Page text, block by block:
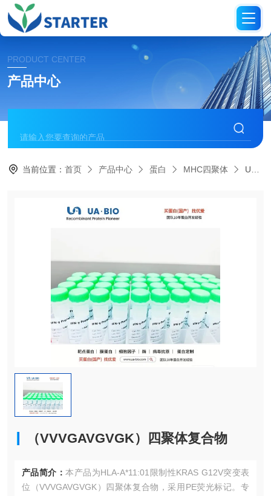
PRODUCT CENTER
产品中心
当前位置：首页 产品中心 蛋白 MHC四聚体 UA089016（VVVGAVGVGK）四聚体复合物
（VVVGAVGVGK）四聚体复合物
产品简介： 本产品为HLA-A*11:01限制性KRAS G12V突变表
位（VVVGAVGVGK）四聚体复合物，采用PE荧光标记。专